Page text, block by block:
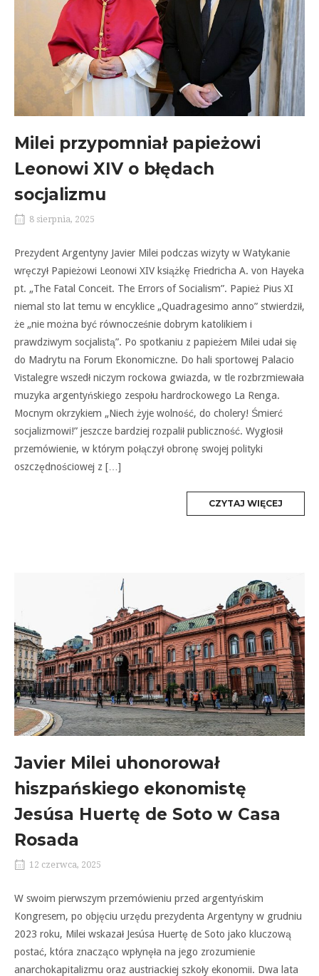
Milei przypomniał papieżowi
Leonowi XIV o błędach
socjalizmu
8 sierpnia, 2025
Prezydent Argentyny Javier Milei podczas wizyty w Watykanie
wręczył Papieżowi Leonowi XIV książkę Friedricha A. von Hayeka
pt. „The Fatal Conceit. The Errors of Socialism”. Papież Pius XI
niemal sto lat temu w encyklice „Quadragesimo anno” stwierdził,
że „nie można być równocześnie dobrym katolikiem i
prawdziwym socjalistą”. Po spotkaniu z papieżem Milei udał się
do Madrytu na Forum Ekonomiczne. Do hali sportowej Palacio
Vistalegre wszedł niczym rockowa gwiazda, w tle rozbrzmiewała
muzyka argentyńskiego zespołu hardrockowego La Renga.
Mocnym okrzykiem „Niech żyje wolność, do cholery! Śmierć
socjalizmowi!” jeszcze bardziej rozpalił publiczność. Wygłosił
przemówienie, w którym połączył obronę swojej polityki
oszczędnościowej z […]
CZYTAJ WIĘCEJ
Javier Milei uhonorował
hiszpańskiego ekonomistę
Jesúsa Huertę de Soto w Casa
Rosada
12 czerwca, 2025
W swoim pierwszym przemówieniu przed argentyńskim
Kongresem, po objęciu urzędu prezydenta Argentyny w grudniu
2023 roku, Milei wskazał Jesúsa Huertę de Soto jako kluczową
postać, która znacząco wpłynęła na jego zrozumienie
anarchokapitalizmu oraz austriackiej szkoły ekonomii. Dwa lata